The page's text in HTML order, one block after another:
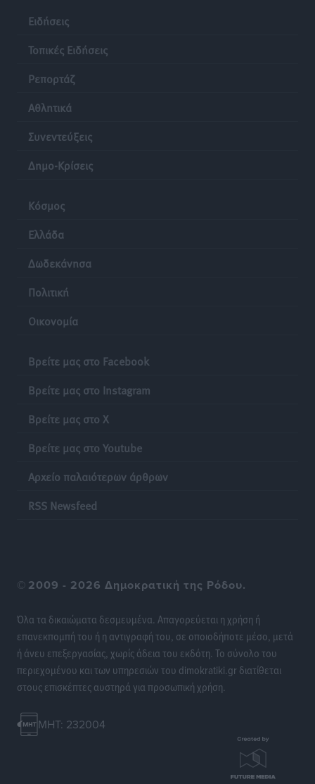
Ειδήσεις
Τοπικές Ειδήσεις
Ρεπορτάζ
Αθλητικά
Συνεντεύξεις
Δημο-Κρίσεις
Κόσμος
Ελλάδα
Δωδεκάνησα
Πολιτική
Οικονομία
Βρείτε μας στο Facebook
Βρείτε μας στο Instagram
Βρείτε μας στο X
Βρείτε μας στο Youtube
Αρχείο παλαιότερων άρθρων
RSS Newsfeed
© 2009 - 2026 Δημοκρατική της Ρόδου.
Όλα τα δικαιώματα δεσμευμένα. Απαγορεύεται η χρήση ή
επανεκπομπή του ή η αντιγραφή του, σε οποιοδήποτε μέσο, μετά
ή άνευ επεξεργασίας, χωρίς άδεια του εκδότη. Το σύνολο του
περιεχομένου και των υπηρεσιών του dimokratiki.gr διατίθεται
στους επισκέπτες αυστηρά για προσωπική χρήση.
MHT: 232004